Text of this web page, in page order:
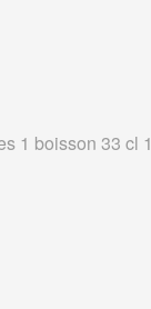
1 boisson 33 cl 1